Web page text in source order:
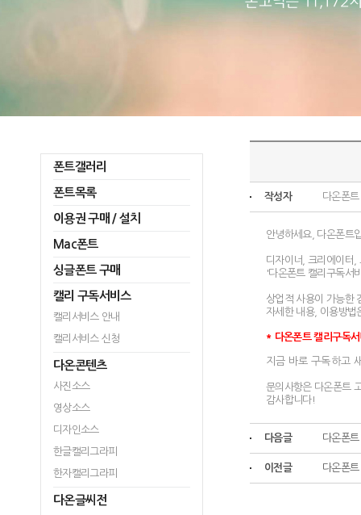
폰트갤러리
폰트목록
이용권 구매 / 설치
Mac폰트
싱글폰트 구매
캘리 구독서비스
캘리서비스 안내
캘리서비스 신청
다온콘텐츠
사진소스
영상소스
디자인소스
한글캘리그라피
한자캘리그라피
다온글씨전
작성자 다온폰트
안녕하세요, 다온폰트
디자이너, 크리에이터,
'다온폰트 캘리구독서
상업적 사용이 가능한
자세한 내용, 이용방법
* 다온폰트 캘리구독
지금 바로 구독하고
문의사항은 다온폰트
감사합니다!
다음글 다온폰
이전글 다온폰